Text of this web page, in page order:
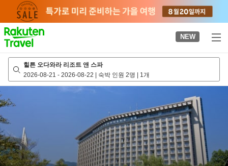
page
NEW
힐튼 오다와라 리조트 앤 스파
2026-08-21 - 2026-08-22 | 숙박 인원 2명 | 1개